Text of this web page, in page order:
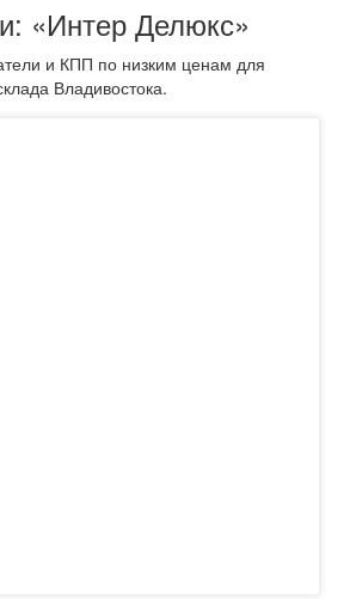
«Интер Делюкс»
и КПП по низким ценам для
Владивостока.